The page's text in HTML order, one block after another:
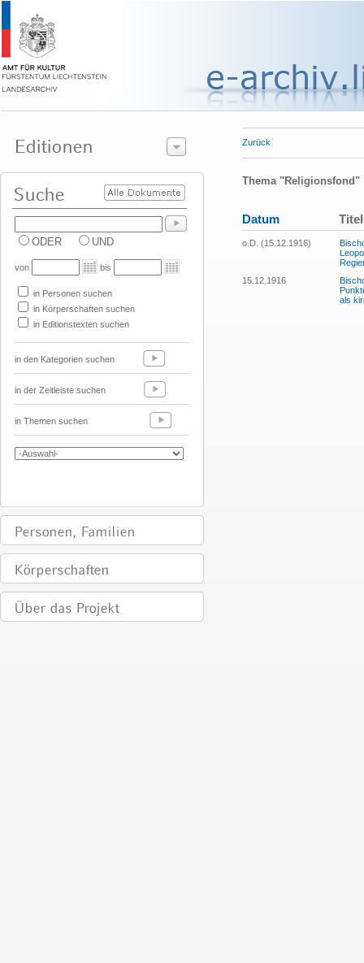
ODER UND
von bis
in Personen suchen
in Körperschaften suchen
in Editionstexten suchen
in den Kategorien suchen
in der Zeitleiste suchen
in Themen suchen
Zurück
Thema "Religionsfond"
Datum Titel
o.D. (15.12.1916)
15.12.1916
als